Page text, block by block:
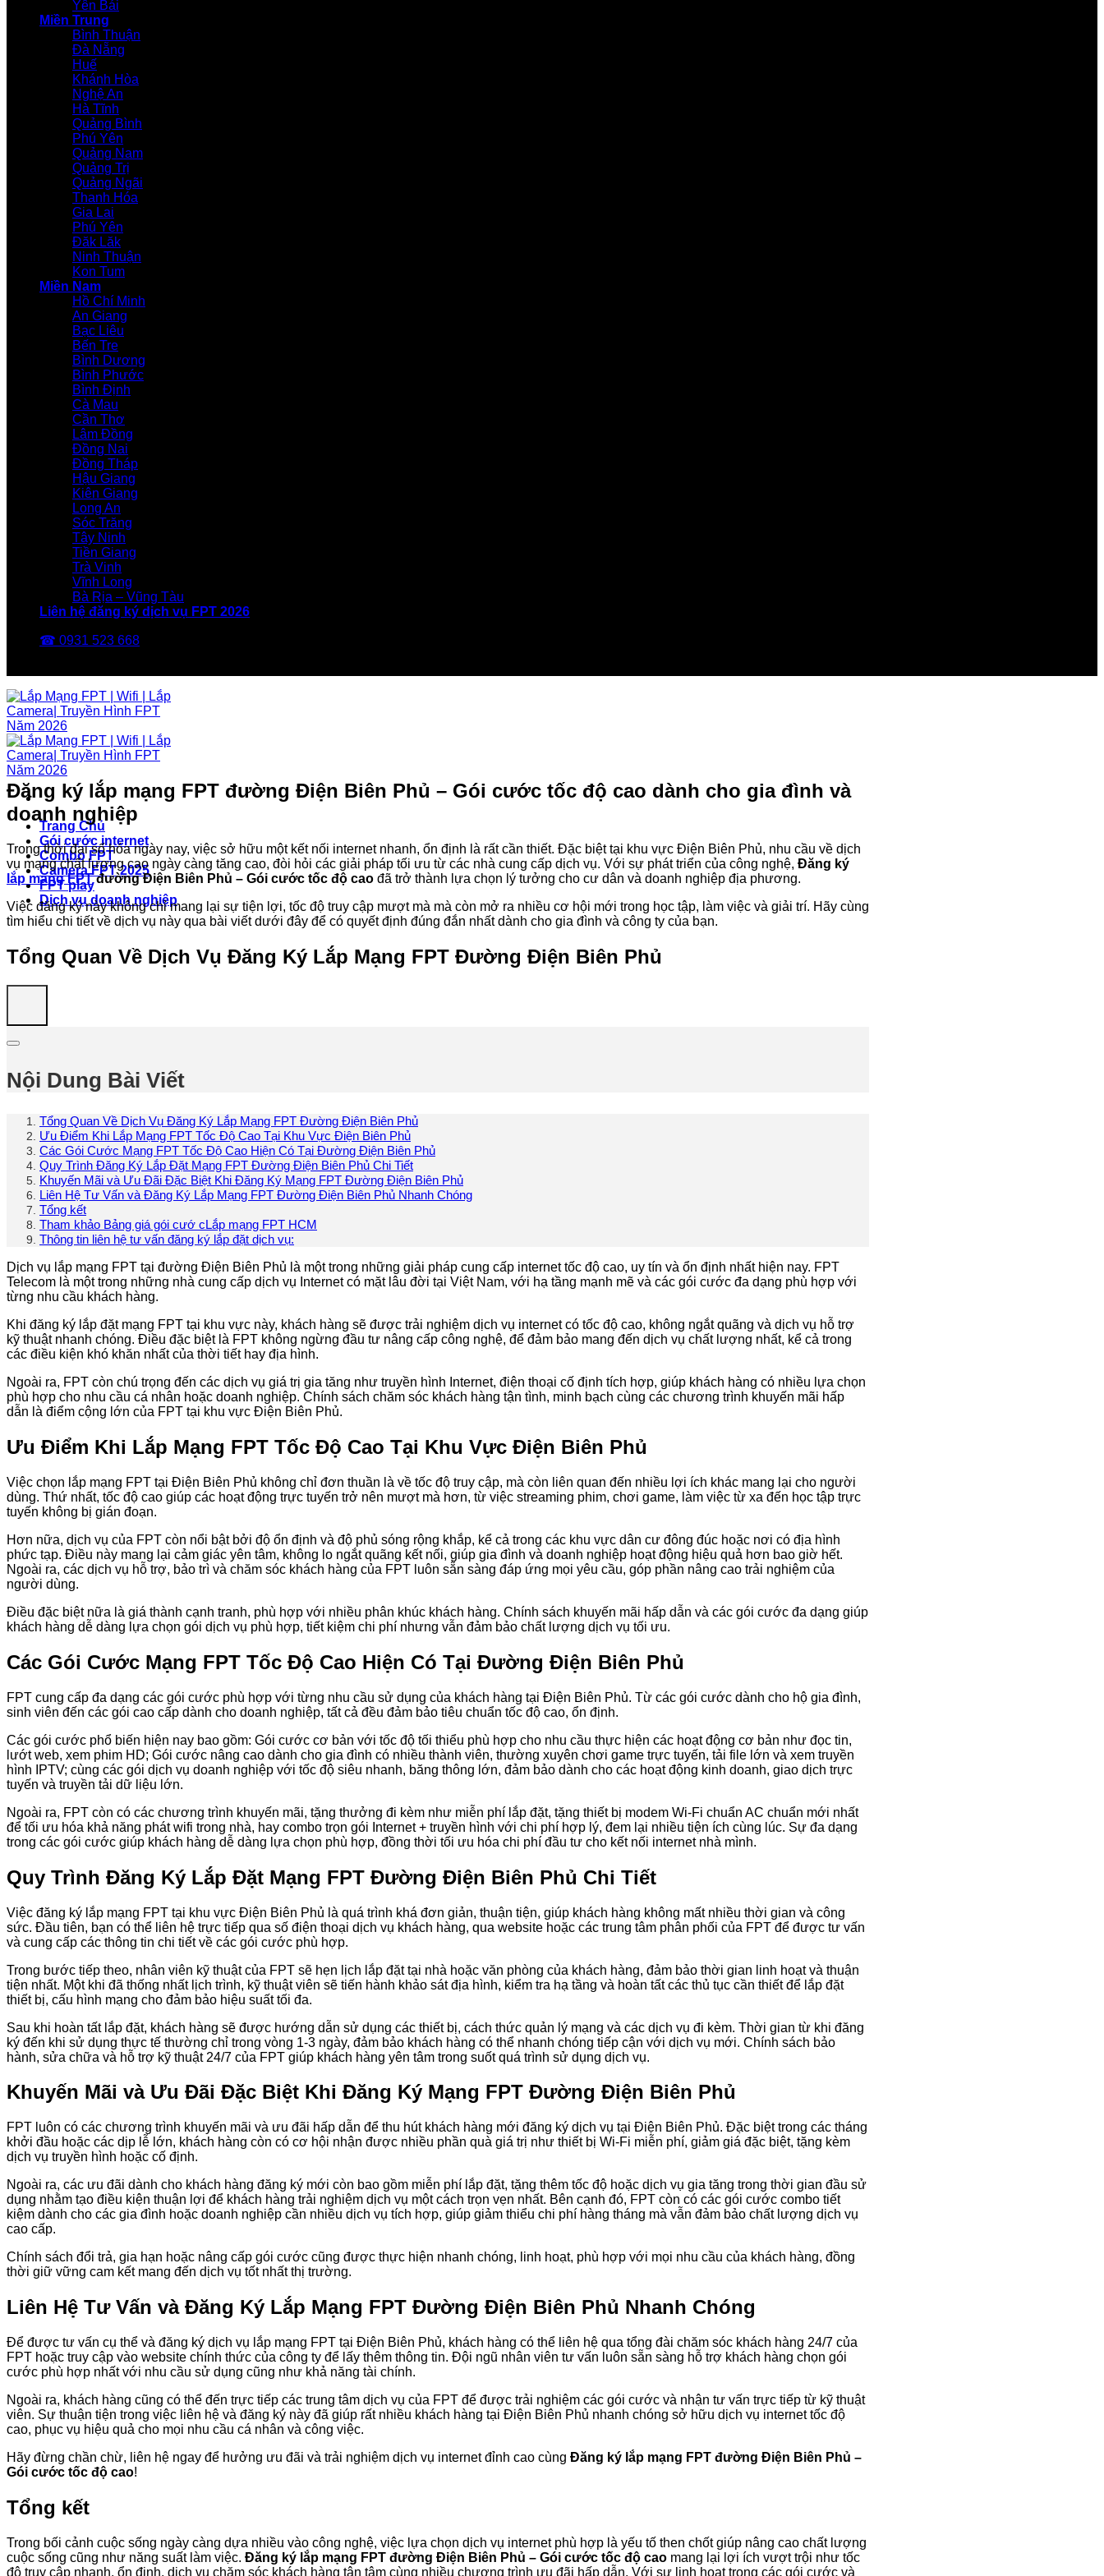
Yên Bái
Miền Trung
Bình Thuận
Đà Nẵng
Huế
Khánh Hòa
Nghệ An
Hà Tĩnh
Quảng Bình
Phú Yên
Quảng Nam
Quảng Trị
Quảng Ngãi
Thanh Hóa
Gia Lai
Phú Yên
Đăk Lăk
Ninh Thuận
Kon Tum
Miền Nam
Hồ Chí Minh
An Giang
Bạc Liêu
Bến Tre
Bình Dương
Bình Phước
Bình Định
Cà Mau
Cần Thơ
Lâm Đồng
Đồng Nai
Đồng Tháp
Hậu Giang
Kiên Giang
Long An
Sóc Trăng
Tây Ninh
Tiền Giang
Trà Vinh
Vĩnh Long
Bà Rịa – Vũng Tàu
Liên hệ đăng ký dịch vụ FPT 2026
☎ 0931 523 668
Trang Chủ
Gói cước internet
Combo FPT
Camera FPT 2025
FPT play
Dịch vụ doanh nghiệp
Đăng ký lắp mạng FPT đường Điện Biên Phủ – Gói cước tốc độ cao dành cho gia đình và
doanh nghiệp
Trong thời đại số hóa ngày nay, việc sở hữu một kết nối internet nhanh, ổn định là rất cần thiết. Đặc biệt tại khu vực Điện Biên Phủ, nhu cầu về dịch
vụ mạng chất lượng cao ngày càng tăng cao, đòi hỏi các giải pháp tối ưu từ các nhà cung cấp dịch vụ. Với sự phát triển của công nghệ, Đăng ký
lắp mạng FPTđường Điện Biên Phủ – Gói cước tốc độ cao đã trở thành lựa chọn lý tưởng cho cư dân và doanh nghiệp địa phương.
Việc đăng ký này không chỉ mang lại sự tiện lợi, tốc độ truy cập mượt mà mà còn mở ra nhiều cơ hội mới trong học tập, làm việc và giải trí. Hãy cùng
tìm hiểu chi tiết về dịch vụ này qua bài viết dưới đây để có quyết định đúng đắn nhất dành cho gia đình và công ty của bạn.
Tổng Quan Về Dịch Vụ Đăng Ký Lắp Mạng FPT Đường Điện Biên Phủ
Nội Dung Bài Viết
Tổng Quan Về Dịch Vụ Đăng Ký Lắp Mạng FPT Đường Điện Biên Phủ
Ưu Điểm Khi Lắp Mạng FPT Tốc Độ Cao Tại Khu Vực Điện Biên Phủ
Các Gói Cước Mạng FPT Tốc Độ Cao Hiện Có Tại Đường Điện Biên Phủ
Quy Trình Đăng Ký Lắp Đặt Mạng FPT Đường Điện Biên Phủ Chi Tiết
Khuyến Mãi và Ưu Đãi Đặc Biệt Khi Đăng Ký Mạng FPT Đường Điện Biên Phủ
Liên Hệ Tư Vấn và Đăng Ký Lắp Mạng FPT Đường Điện Biên Phủ Nhanh Chóng
Tổng kết
Tham khảo Bảng giá gói cướ cLắp mạng FPT HCM
Thông tin liên hệ tư vấn đăng ký lắp đặt dịch vụ:
Dịch vụ lắp mạng FPT tại đường Điện Biên Phủ là một trong những giải pháp cung cấp internet tốc độ cao, uy tín và ổn định nhất hiện nay. FPT
Telecom là một trong những nhà cung cấp dịch vụ Internet có mặt lâu đời tại Việt Nam, với hạ tầng mạnh mẽ và các gói cước đa dạng phù hợp với
từng nhu cầu khách hàng.
Khi đăng ký lắp đặt mạng FPT tại khu vực này, khách hàng sẽ được trải nghiệm dịch vụ internet có tốc độ cao, không ngắt quãng và dịch vụ hỗ trợ
kỹ thuật nhanh chóng. Điều đặc biệt là FPT không ngừng đầu tư nâng cấp công nghệ, để đảm bảo mang đến dịch vụ chất lượng nhất, kể cả trong
các điều kiện khó khăn nhất của thời tiết hay địa hình.
Ngoài ra, FPT còn chú trọng đến các dịch vụ giá trị gia tăng như truyền hình Internet, điện thoại cố định tích hợp, giúp khách hàng có nhiều lựa chọn
phù hợp cho nhu cầu cá nhân hoặc doanh nghiệp. Chính sách chăm sóc khách hàng tận tình, minh bạch cùng các chương trình khuyến mãi hấp
dẫn là điểm cộng lớn của FPT tại khu vực Điện Biên Phủ.
Ưu Điểm Khi Lắp Mạng FPT Tốc Độ Cao Tại Khu Vực Điện Biên Phủ
Việc chọn lắp mạng FPT tại Điện Biên Phủ không chỉ đơn thuần là về tốc độ truy cập, mà còn liên quan đến nhiều lợi ích khác mang lại cho người
dùng. Thứ nhất, tốc độ cao giúp các hoạt động trực tuyến trở nên mượt mà hơn, từ việc streaming phim, chơi game, làm việc từ xa đến học tập trực
tuyến không bị gián đoạn.
Hơn nữa, dịch vụ của FPT còn nổi bật bởi độ ổn định và độ phủ sóng rộng khắp, kể cả trong các khu vực dân cư đông đúc hoặc nơi có địa hình
phức tạp. Điều này mang lại cảm giác yên tâm, không lo ngắt quãng kết nối, giúp gia đình và doanh nghiệp hoạt động hiệu quả hơn bao giờ hết.
Ngoài ra, các dịch vụ hỗ trợ, bảo trì và chăm sóc khách hàng của FPT luôn sẵn sàng đáp ứng mọi yêu cầu, góp phần nâng cao trải nghiệm của
người dùng.
Điều đặc biệt nữa là giá thành cạnh tranh, phù hợp với nhiều phân khúc khách hàng. Chính sách khuyến mãi hấp dẫn và các gói cước đa dạng giúp
khách hàng dễ dàng lựa chọn gói dịch vụ phù hợp, tiết kiệm chi phí nhưng vẫn đảm bảo chất lượng dịch vụ tối ưu.
Các Gói Cước Mạng FPT Tốc Độ Cao Hiện Có Tại Đường Điện Biên Phủ
FPT cung cấp đa dạng các gói cước phù hợp với từng nhu cầu sử dụng của khách hàng tại Điện Biên Phủ. Từ các gói cước dành cho hộ gia đình,
sinh viên đến các gói cao cấp dành cho doanh nghiệp, tất cả đều đảm bảo tiêu chuẩn tốc độ cao, ổn định.
Các gói cước phổ biến hiện nay bao gồm: Gói cước cơ bản với tốc độ tối thiểu phù hợp cho nhu cầu thực hiện các hoạt động cơ bản như đọc tin,
lướt web, xem phim HD; Gói cước nâng cao dành cho gia đình có nhiều thành viên, thường xuyên chơi game trực tuyến, tải file lớn và xem truyền
hình IPTV; cùng các gói dịch vụ doanh nghiệp với tốc độ siêu nhanh, băng thông lớn, đảm bảo dành cho các hoạt động kinh doanh, giao dịch trực
tuyến và truyền tải dữ liệu lớn.
Ngoài ra, FPT còn có các chương trình khuyến mãi, tặng thưởng đi kèm như miễn phí lắp đặt, tặng thiết bị modem Wi-Fi chuẩn AC chuẩn mới nhất
để tối ưu hóa khả năng phát wifi trong nhà, hay combo trọn gói Internet + truyền hình với chi phí hợp lý, đem lại nhiều tiện ích cùng lúc. Sự đa dạng
trong các gói cước giúp khách hàng dễ dàng lựa chọn phù hợp, đồng thời tối ưu hóa chi phí đầu tư cho kết nối internet nhà mình.
Quy Trình Đăng Ký Lắp Đặt Mạng FPT Đường Điện Biên Phủ Chi Tiết
Việc đăng ký lắp mạng FPT tại khu vực Điện Biên Phủ là quá trình khá đơn giản, thuận tiện, giúp khách hàng không mất nhiều thời gian và công
sức. Đầu tiên, bạn có thể liên hệ trực tiếp qua số điện thoại dịch vụ khách hàng, qua website hoặc các trung tâm phân phối của FPT để được tư vấn
và cung cấp các thông tin chi tiết về các gói cước phù hợp.
Trong bước tiếp theo, nhân viên kỹ thuật của FPT sẽ hẹn lịch lắp đặt tại nhà hoặc văn phòng của khách hàng, đảm bảo thời gian linh hoạt và thuận
tiện nhất. Một khi đã thống nhất lịch trình, kỹ thuật viên sẽ tiến hành khảo sát địa hình, kiểm tra hạ tầng và hoàn tất các thủ tục cần thiết để lắp đặt
thiết bị, cấu hình mạng cho đảm bảo hiệu suất tối đa.
Sau khi hoàn tất lắp đặt, khách hàng sẽ được hướng dẫn sử dụng các thiết bị, cách thức quản lý mạng và các dịch vụ đi kèm. Thời gian từ khi đăng
ký đến khi sử dụng thực tế thường chỉ trong vòng 1-3 ngày, đảm bảo khách hàng có thể nhanh chóng tiếp cận với dịch vụ mới. Chính sách bảo
hành, sửa chữa và hỗ trợ kỹ thuật 24/7 của FPT giúp khách hàng yên tâm trong suốt quá trình sử dụng dịch vụ.
Khuyến Mãi và Ưu Đãi Đặc Biệt Khi Đăng Ký Mạng FPT Đường Điện Biên Phủ
FPT luôn có các chương trình khuyến mãi và ưu đãi hấp dẫn để thu hút khách hàng mới đăng ký dịch vụ tại Điện Biên Phủ. Đặc biệt trong các tháng
khởi đầu hoặc các dịp lễ lớn, khách hàng còn có cơ hội nhận được nhiều phần quà giá trị như thiết bị Wi-Fi miễn phí, giảm giá đặc biệt, tặng kèm
dịch vụ truyền hình hoặc cố định.
Ngoài ra, các ưu đãi dành cho khách hàng đăng ký mới còn bao gồm miễn phí lắp đặt, tặng thêm tốc độ hoặc dịch vụ gia tăng trong thời gian đầu sử
dụng nhằm tạo điều kiện thuận lợi để khách hàng trải nghiệm dịch vụ một cách trọn vẹn nhất. Bên cạnh đó, FPT còn có các gói cước combo tiết
kiệm dành cho các gia đình hoặc doanh nghiệp cần nhiều dịch vụ tích hợp, giúp giảm thiểu chi phí hàng tháng mà vẫn đảm bảo chất lượng dịch vụ
cao cấp.
Chính sách đổi trả, gia hạn hoặc nâng cấp gói cước cũng được thực hiện nhanh chóng, linh hoạt, phù hợp với mọi nhu cầu của khách hàng, đồng
thời giữ vững cam kết mang đến dịch vụ tốt nhất thị trường.
Liên Hệ Tư Vấn và Đăng Ký Lắp Mạng FPT Đường Điện Biên Phủ Nhanh Chóng
Để được tư vấn cụ thể và đăng ký dịch vụ lắp mạng FPT tại Điện Biên Phủ, khách hàng có thể liên hệ qua tổng đài chăm sóc khách hàng 24/7 của
FPT hoặc truy cập vào website chính thức của công ty để lấy thêm thông tin. Đội ngũ nhân viên tư vấn luôn sẵn sàng hỗ trợ khách hàng chọn gói
cước phù hợp nhất với nhu cầu sử dụng cũng như khả năng tài chính.
Ngoài ra, khách hàng cũng có thể đến trực tiếp các trung tâm dịch vụ của FPT để được trải nghiệm các gói cước và nhận tư vấn trực tiếp từ kỹ thuật
viên. Sự thuận tiện trong việc liên hệ và đăng ký này đã giúp rất nhiều khách hàng tại Điện Biên Phủ nhanh chóng sở hữu dịch vụ internet tốc độ
cao, phục vụ hiệu quả cho mọi nhu cầu cá nhân và công việc.
Hãy đừng chần chừ, liên hệ ngay để hưởng ưu đãi và trải nghiệm dịch vụ internet đỉnh cao cùng Đăng ký lắp mạng FPT đường Điện Biên Phủ –
Gói cước tốc độ cao!
Tổng kết
Trong bối cảnh cuộc sống ngày càng dựa nhiều vào công nghệ, việc lựa chọn dịch vụ internet phù hợp là yếu tố then chốt giúp nâng cao chất lượng
cuộc sống cũng như năng suất làm việc. Đăng ký lắp mạng FPT đường Điện Biên Phủ – Gói cước tốc độ cao mang lại lợi ích vượt trội như tốc
độ truy cập nhanh, ổn định, dịch vụ chăm sóc khách hàng tận tâm cùng nhiều chương trình ưu đãi hấp dẫn. Với sự linh hoạt trong các gói cước và